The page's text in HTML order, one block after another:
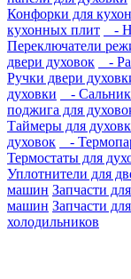
Конфорки для
кухонных плит
-
Переключатели
двери духовок
-
Ручки двери
духовки
-
поджига для
Таймеры для
духовок
-
Термостаты для
Уплотнители для
машин Запчасти
машин Запчасти
холодильников